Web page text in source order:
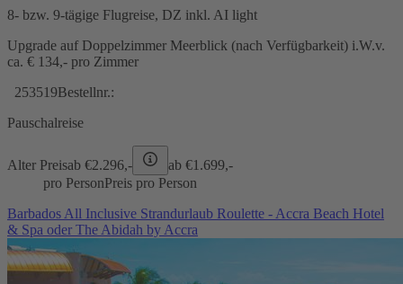
8- bzw. 9-tägige Flugreise, DZ inkl. AI light
Upgrade auf Doppelzimmer Meerblick (nach Verfügbarkeit) i.W.v.
ca. € 134,- pro Zimmer
253519Bestellnr.:
Pauschalreise
Alter Preisab €2.296,- ab €1.699,-
pro PersonPreis pro Person
Barbados All Inclusive Strandurlaub Roulette - Accra Beach Hotel
& Spa oder The Abidah by Accra